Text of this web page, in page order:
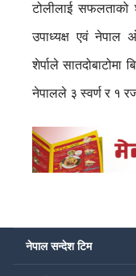
टोलीलाई सफलताको
उपाध्यक्ष एवं नेपाल
शेर्पाले
नेपालले ३ स्वर्ण र १
नेपाल सन्देश टिम